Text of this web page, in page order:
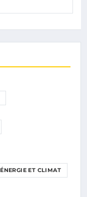
ÉNERGIE ET CLIMAT